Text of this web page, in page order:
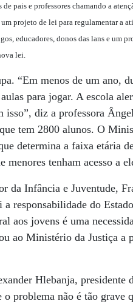
de pais e professores chamando a
projeto de lei para regulamentar a
educadores, donos das lans e um
lei.
“Em menos de um ano,
para jogar. A escola
isso”, diz a professora
tem 2800 alunos. O
determina a faixa etária
menores tenham acesso a
da Infância e Juventude,
a responsabilidade do
aos jovens é uma
ao Ministério da Justiça a
Hlebanja, presidente
o problema não é tão grave